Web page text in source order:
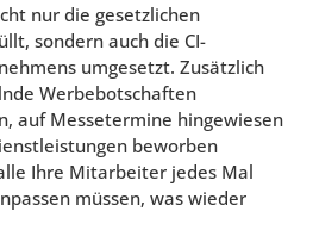
nur die gesetzlichen
sondern auch die CI-
umgesetzt. Zusätzlich
Werbebotschaften
auf Messetermine hingewiesen
beworben
Ihre Mitarbeiter jedes Mal
müssen, was wieder